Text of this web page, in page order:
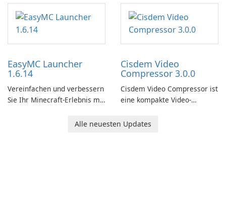
imagination to life. With a
wide range of tools and
features, this app allows
users to easily design 3D
captivating animated scenes.
This game is where it all
began! Junk Jack Retro,
formerly known as Junk Jack,
EasyMC Launcher
1.6.14
Vereinfachen und verbessern
Sie Ihr Minecraft-Erlebnis mit
Cisdem Video
Compressor 3.0.0
Cisdem Video Compressor ist
eine kompakte Video-
Mac. Nutzer können
Alle neuesten Updates